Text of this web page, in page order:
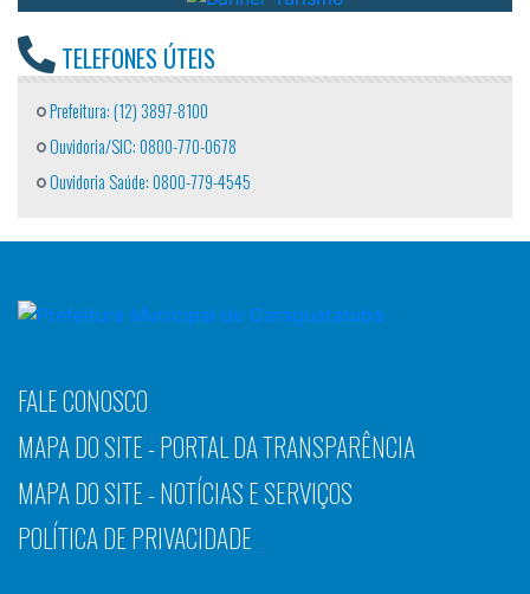
TELEFONES ÚTEIS
Prefeitura: (12) 3897-8100
Ouvidoria/SIC: 0800-770-0678
Ouvidoria Saúde: 0800-779-4545
FALE CONOSCO
MAPA DO SITE - PORTAL DA TRANSPARÊNCIA
MAPA DO SITE - NOTÍCIAS E SERVIÇOS
POLÍTICA DE PRIVACIDADE